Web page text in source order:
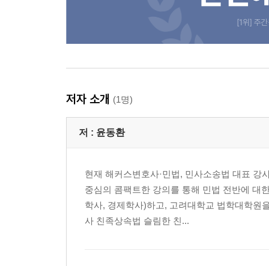
저자 소개 (1명)
저 : 윤동환
현재 해커스변호사·민법, 민사소송법 대표
중심의 콤팩트한 강의를 통해 민법 전반에 대
학사, 경제학사)하고, 고려대학교 법학대학원
사 친족상속법 슬림한 친...